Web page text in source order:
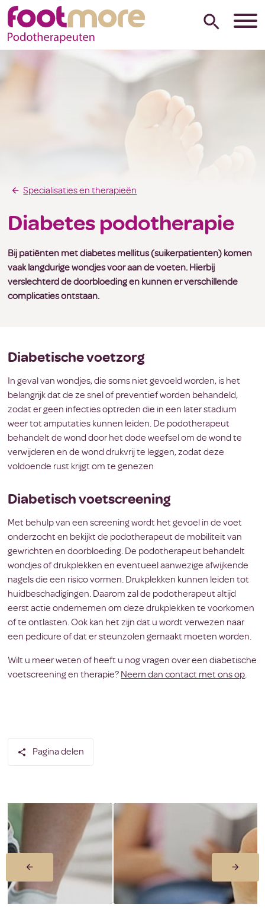
Specialisaties en therapieën
Diabetes podotherapie
Bij patiënten met diabetes mellitus (suikerpatienten) komen
vaak langdurige wondjes voor aan de voeten. Hierbij
verslechterd de doorbloeding en kunnen er verschillende
complicaties ontstaan.
Diabetische voetzorg
In geval van wondjes, die soms niet gevoeld worden, is het
belangrijk dat de ze snel of preventief worden behandeld,
zodat er geen infecties optreden die in een later stadium
weer tot amputaties kunnen leiden. De podotherapeut
behandelt de wond door het dode weefsel om de wond te
verwijderen en de wond drukvrij te leggen, zodat deze
voldoende rust krijgt om te genezen
Diabetisch voetscreening
Met behulp van een screening wordt het gevoel in de voet
onderzocht en bekijkt de podotherapeut de mobiliteit van
gewrichten en doorbloeding. De podotherapeut behandelt
wondjes of drukplekken en eventueel aanwezige afwijkende
nagels die een risico vormen. Drukplekken kunnen leiden tot
huidbeschadigingen. Daarom zal de podotherapeut altijd
eerst actie ondernemen om deze drukplekken te voorkomen
of te ontlasten. Ook kan het zijn dat u wordt verwezen naar
een pedicure of dat er steunzolen gemaakt moeten worden.
Wilt u meer weten of heeft u nog vragen over een diabetische
voetscreening en therapie? Neem dan contact met ons op.
Pagina delen